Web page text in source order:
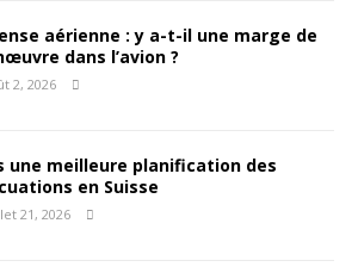
aérienne : y a-t-il une marge de
dans l’avion ?
2, 2026
une meilleure planification des
en Suisse
21, 2026